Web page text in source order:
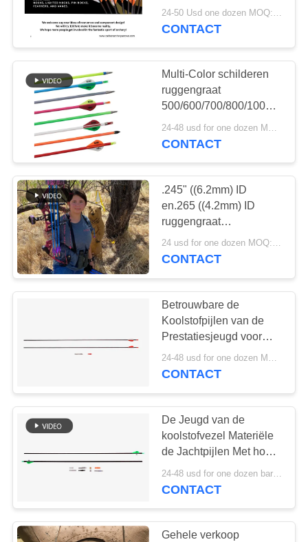
PRIVACYBELEID
pijlen, kruisboog bolten
fabrikant, leverancier
CONTACT
Multi-Color schilderen
ruggengraat
500/600/700/800/1000/1200/
Jeugd koolstof pijlen,
Starter koolstofvezel
24-48 usd for one dozen MOQ:2 dozens
CONTACT
.245" ((6.2mm) ID
en.265 ((4.2mm) ID
ruggengraat
500/600/700/800/900/1000
met 2 "Vans en veren
24 usd for one dozen MOQ:2 dozens
CONTACT
Betrouwbare de
Koolstofpijlen van de
Prestatiesjeugd voor
Jong
geitje/Vrouwen/Aanzet,
24-48 usd for one dozen MOQ:2 dozens
CONTACT
De Jeugd van de
koolstofvezel Materiële
de Jachtpijlen Met hoge
weerstand voor
Boogschietensporten
CONTACT
Gehele verkoop